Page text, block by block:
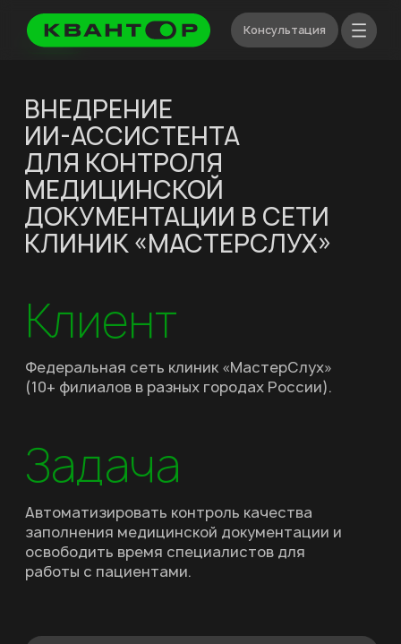
Консультация
ВНЕДРЕНИЕ
ИИ-АССИСТЕНТА
ДЛЯ КОНТРОЛЯ
МЕДИЦИНСКОЙ
ДОКУМЕНТАЦИИ В СЕТИ
КЛИНИК «МАСТЕРСЛУХ»
Клиент
Задача
Автоматизировать контроль качества
заполнения медицинской документации и
Федеральная сеть клиник «МастерСлух»
Кейсы